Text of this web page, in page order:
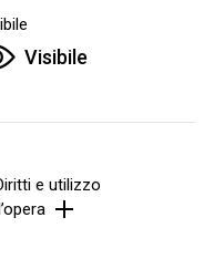
Visibile
e utilizzo